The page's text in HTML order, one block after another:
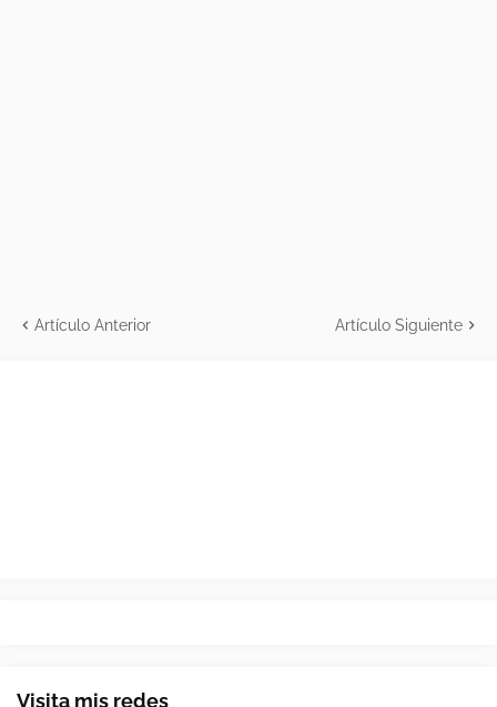
Artículo Anterior Artículo Siguiente
Visita mis redes